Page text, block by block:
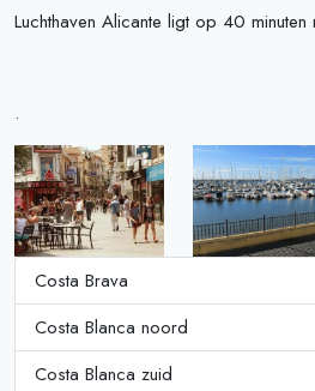
Luchthaven Alicante ligt op 40
.
Costa Brava
Costa Blanca noord
Costa Blanca zuid